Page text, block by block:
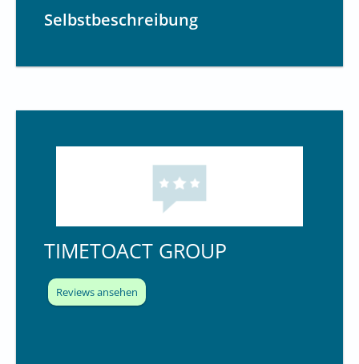
Selbstbeschreibung
TIMETOACT GROUP
Reviews ansehen